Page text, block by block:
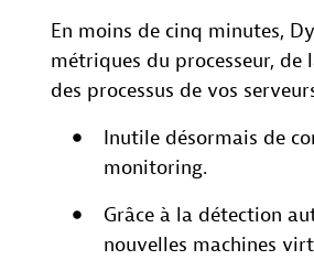
En moins de cinq minutes,
métriques du processeur,
des processus de vos
Inutile désormais de
monitoring.
Grâce à la détection
nouvelles machines